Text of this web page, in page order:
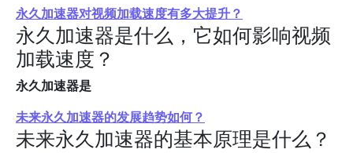
永久加速器对视频加载速度有多大提升？
永久加速器是什么，它如何影响视频
加载速度？
永久加速器是
未来永久加速器的发展趋势如何？
未来永久加速器的基本原理是什么？